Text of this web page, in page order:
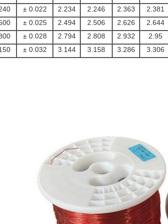
± 0.022 2.234 2.246 2.363 2.381
± 0.025 2.494 2.506 2.626 2.644
± 0.028 2.794 2.808 2.932 2.95
± 0.032 3.144 3.158 3.286 3.306